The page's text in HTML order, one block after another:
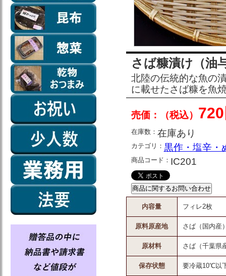
さば糠漬け（
北陸の伝統的な魚の
に載せたさば糠を魚
売価：（税込）
在庫数： 在庫あり
カテゴリ： 黒作・塩辛・
商品コード： IC201
内容量 フィレ2枚
原料原産地 さば（国内産
原材料 さば（千葉県
保存状態 要冷蔵10℃以